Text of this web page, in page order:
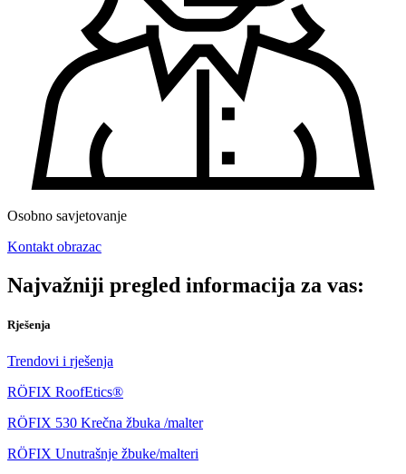
Osobno savjetovanje
Kontakt obrazac
Najvažniji pregled informacija za vas:
Rješenja
Trendovi i rješenja
RÖFIX RoofEtics®
RÖFIX 530 Krečna žbuka /malter
RÖFIX Unutrašnje žbuke/malteri